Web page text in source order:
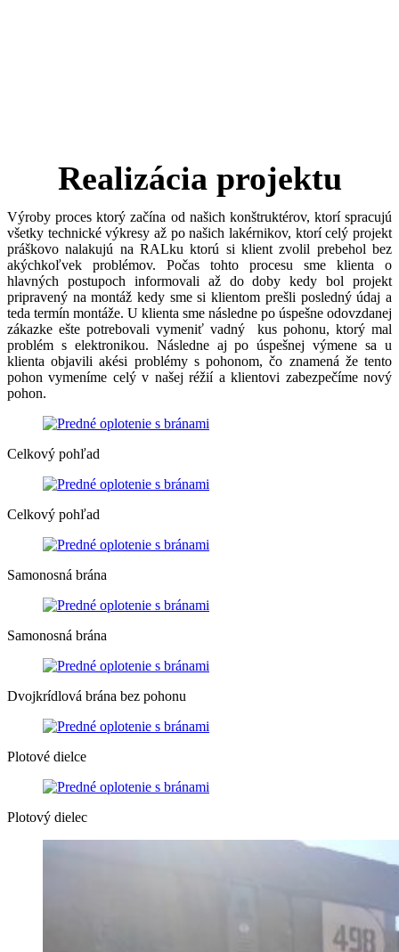
Realizácia projektu
Výroby proces ktorý začína od našich konštruktérov, ktorí spracujú
všetky technické výkresy až po našich lakérnikov, ktorí celý projekt
práškovo nalakujú na RALku ktorú si klient zvolil prebehol bez
akýchkoľvek problémov. Počas tohto procesu sme klienta o
hlavných postupoch informovali až do doby kedy bol projekt
pripravený na montáž kedy sme si klientom prešli posledný údaj a
teda termín montáže. U klienta sme následne po úspešne odovzdanej
zákazke ešte potrebovali vymeniť vadný kus pohonu, ktorý mal
problém s elektronikou. Následne aj po úspešnej výmene sa u
klienta objavili akési problémy s pohonom, čo znamená že tento
pohon vymeníme celý v našej réžií a klientovi zabezpečíme nový
pohon.
Celkový pohľad
Celkový pohľad
Samonosná brána
Samonosná brána
Dvojkrídlová brána bez pohonu
Plotové dielce
Plotový dielec